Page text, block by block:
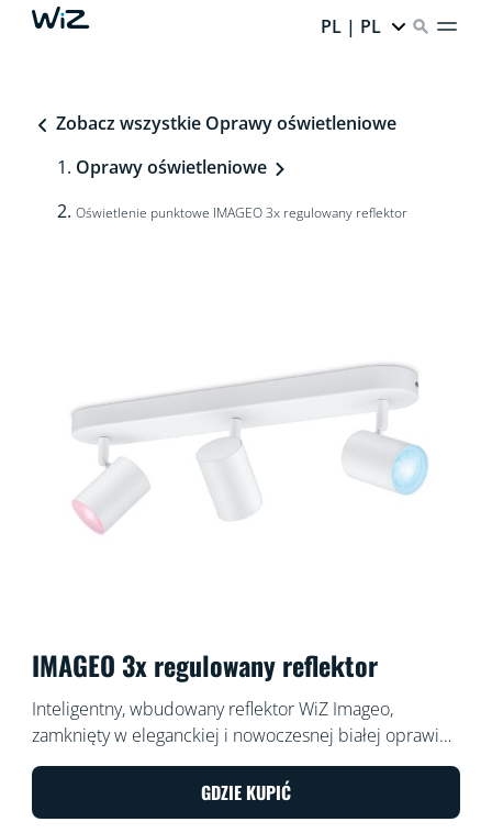
PL | PL
Zobacz wszystkie Oprawy oświetleniowe
Oprawy oświetleniowe
Oświetlenie punktowe IMAGEO 3x regulowany reflektor
IMAGEO 3x regulowany reflektor
Inteligentny, wbudowany reflektor WiZ Imageo,
zamknięty w eleganckiej i nowoczesnej białej oprawie,
świeci trzema regulowanymi snopami światła w ciepłej
lub chłodnej temperaturze barwowej bieli. Możesz
nim sterować za pomocą aplikacji WiZ lub głosem w
GDZIE KUPIĆ